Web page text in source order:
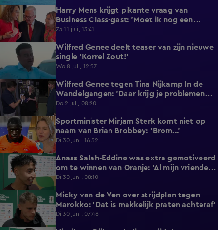
0:17
Harry Mens krijgt pikante vraag van
Business Class-gast: 'Moet ik nog een
knoopje losdoen?'
Za 11 juli, 13:41
0:37
Wilfred Genee deelt teaser van zijn nieuwe
single 'Korrel Zout!'
Wo 8 juli, 12:57
6:55
Wilfred Genee tegen Tina Nijkamp In de
Wandelgangen: 'Daar krijg je problemen
mee!'
Do 2 juli, 08:20
1:18
Sportminister Mirjam Sterk komt niet op
naam van Brian Brobbey: 'Brom...'
Di 30 juni, 16:52
3:02
Anass Salah-Eddine was extra gemotiveerd
om te winnen van Oranje: 'Al mijn vrienden
zijn Nederlands!'
Di 30 juni, 08:10
1:44
Micky van de Ven over strijdplan tegen
Marokko: 'Dat is makkelijk praten achteraf'
Di 30 juni, 07:48